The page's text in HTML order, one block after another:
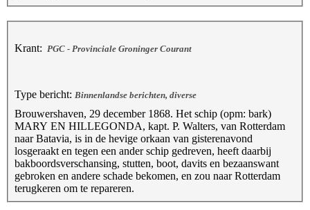
Krant: PGC - Provinciale Groninger Courant
Type bericht: Binnenlandse berichten, diverse
Brouwershaven, 29 december 1868. Het schip (opm: bark)
MARY EN HILLEGONDA, kapt. P. Walters, van Rotterdam
naar Batavia, is in de hevige orkaan van gisterenavond
losgeraakt en tegen een ander schip gedreven, heeft daarbij
bakboordsverschansing, stutten, boot, davits en bezaanswant
gebroken en andere schade bekomen, en zou naar Rotterdam
terugkeren om te repareren.